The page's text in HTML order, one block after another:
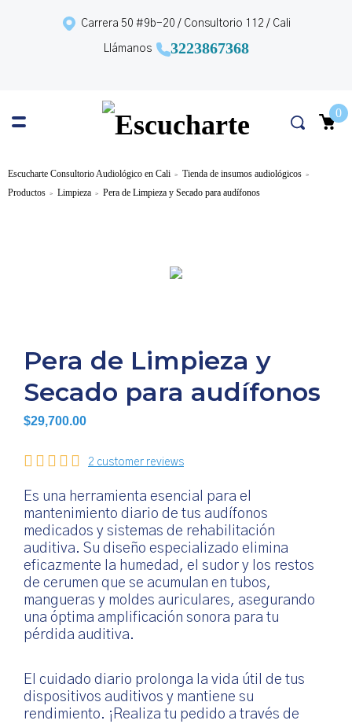
Carrera 50 #9b-20 / Consultorio 112 / Cali
Llámanos 3223867368
0
Escucharte Consultorio Audiológico en Cali > Tienda de insumos audiológicos >
Productos > Limpieza > Pera de Limpieza y Secado para audífonos
Pera de Limpieza y
Secado para audífonos
$29,700.00
2 customer reviews
Es una herramienta esencial para el
mantenimiento diario de tus audífonos
medicados y sistemas de rehabilitación
auditiva. Su diseño especializado elimina
eficazmente la humedad, el sudor y los restos
de cerumen que se acumulan en tubos,
mangueras y moldes auriculares, asegurando
una óptima amplificación sonora para tu
pérdida auditiva.
El cuidado diario prolonga la vida útil de tus
dispositivos auditivos y mantiene su
rendimiento. ¡Realiza tu pedido a través de